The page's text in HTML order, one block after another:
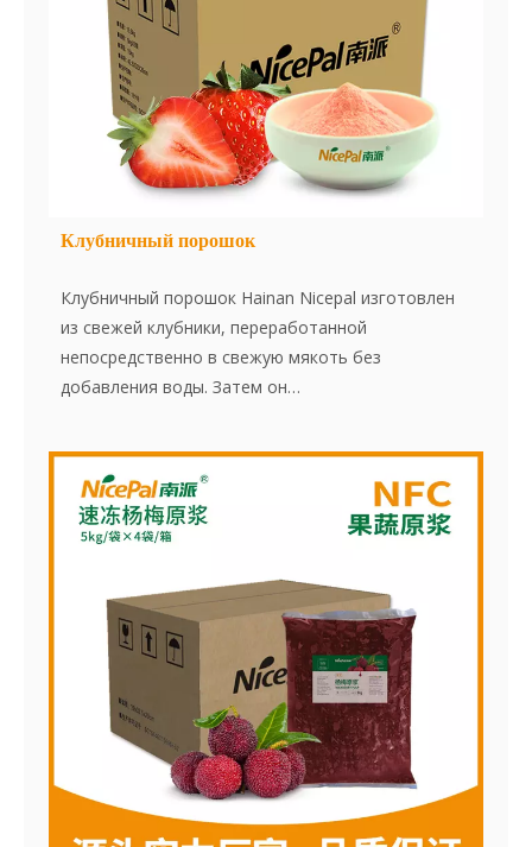
естественен, поддерживая целостность и
чистоту клубники.
Клубничный порошок
Клубничный порошок Hainan Nicepal изготовлен
из свежей клубники, переработанной
непосредственно в свежую мякоть без
добавления воды. Затем он
передовой технологии сушилки, эффективно
сохраняя содержание питания и оригинальный
вкус клубники. Порошок растворяется мгновенно
и удобно использовать.